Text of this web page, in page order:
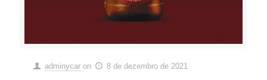
adminycar on 8 de dezembro de 2021